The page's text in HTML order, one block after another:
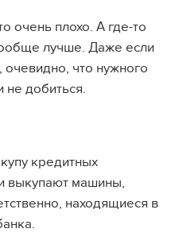
очень плохо. А где-то
лучше. Даже если
очевидно, что нужного
не добиться.
кредитных
выкупают машины,
находящиеся в